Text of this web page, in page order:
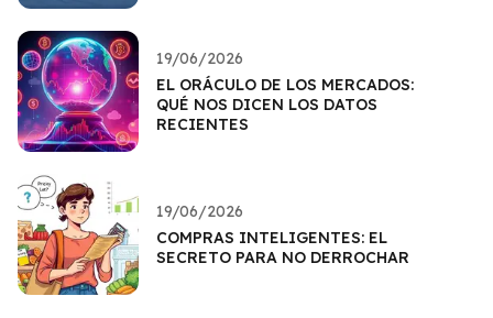
19/06/2026
EL ORÁCULO DE LOS MERCADOS:
QUÉ NOS DICEN LOS DATOS
RECIENTES
19/06/2026
COMPRAS INTELIGENTES: EL
SECRETO PARA NO DERROCHAR